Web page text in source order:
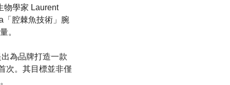
物學家 Laurent
腔棘魚技術」腕
。
為品牌打造一款
次。其目標並非僅